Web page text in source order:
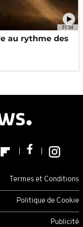
01:54
au rythme des
Termes et Conditions
Politique de Cookie
Publicité